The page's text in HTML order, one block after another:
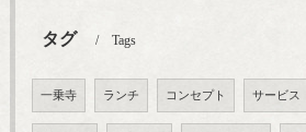
タグ Tags
一乗寺 ランチ コンセプト サービス